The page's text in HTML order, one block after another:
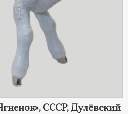
СССР, Дулёвский